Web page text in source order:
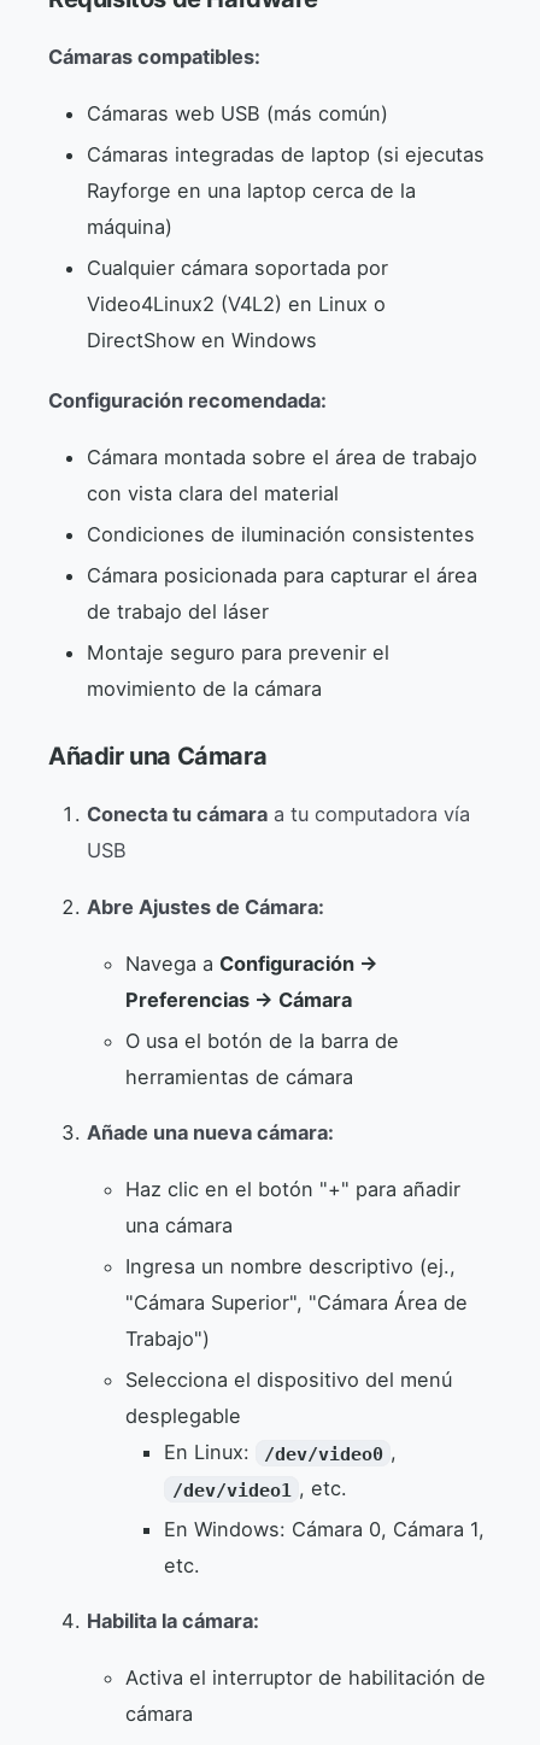
Cámaras compatibles:
Cámaras web USB (más común)
Cámaras integradas de laptop (si ejecutas
Rayforge en una laptop cerca de la
máquina)
Cualquier cámara soportada por
Video4Linux2 (V4L2) en Linux o
DirectShow en Windows
Configuración recomendada:
Cámara montada sobre el área de trabajo
con vista clara del material
Condiciones de iluminación consistentes
Cámara posicionada para capturar el área
de trabajo del láser
Montaje seguro para prevenir el
movimiento de la cámara
Añadir una Cámara
Conecta tu cámara a tu computadora vía
USB
Abre Ajustes de Cámara:
Navega a Configuración →
Preferencias → Cámara
O usa el botón de la barra de
herramientas de cámara
Añade una nueva cámara:
Haz clic en el botón "+" para añadir
una cámara
Ingresa un nombre descriptivo (ej.,
"Cámara Superior", "Cámara Área de
Trabajo")
Selecciona el dispositivo del menú
desplegable
En Linux:
/dev/video0 ,
/dev/video1 , etc.
En Windows: Cámara 0, Cámara 1,
etc.
Habilita la cámara:
Activa el interruptor de habilitación de
cámara